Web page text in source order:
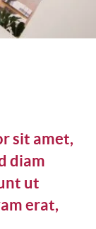
sit amet,
diam
ut
erat,